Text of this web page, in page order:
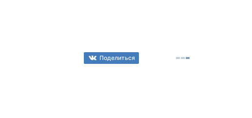
Поделиться